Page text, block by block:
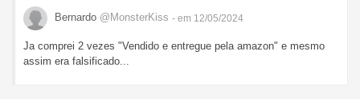
Bernardo @MonsterKiss - em 12/05/2024
Ja comprei 2 vezes "Vendido e entregue pela amazon" e mesmo
assim era falsificado...